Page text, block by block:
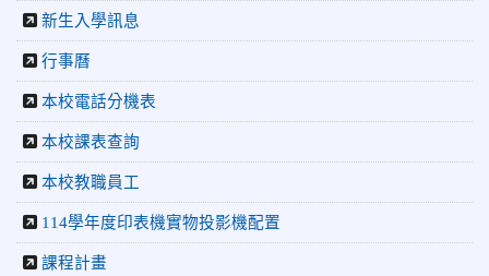
新生入學訊息
行事曆
本校電話分機表
本校課表查詢
本校教職員工
114學年度印表機實物投影機配置
課程計畫